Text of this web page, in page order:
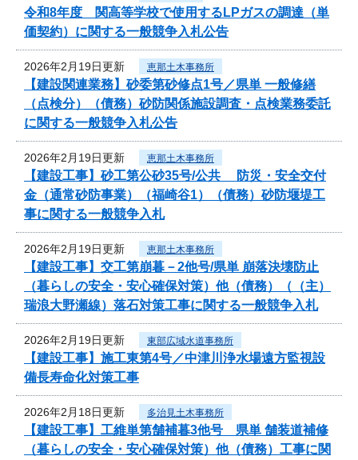
令和8年度 関高等学校で使用するLPガスの調達（単
価契約）に関する一般競争入札公告
2026年2月19日更新 恵那土木事務所
【建設関連業務】砂委第砂修点1号／県単 一般修繕
（点検分）（債務）砂防関係施設調査・点検業務委託
に関する一般競争入札公告
2026年2月19日更新 恵那土木事務所
【建設工事】砂工第公砂35号/公共 防災・安全交付
金（通常砂防事業）（福崎谷1）（債務）砂防堰堤工
事に関する一般競争入札
2026年2月19日更新 恵那土木事務所
【建設工事】交工第崩暮－2他号/県単 崩落決壊防止
（暮らしの安全・安心確保対策）他（債務）（（主）
瑞浪大野瀬線）落石対策工事に関する一般競争入札
2026年2月19日更新 東部広域水道事務所
【建設工事】施工東第4号／中津川浄水場遠方監視設
備長寿命化対策工事
2026年2月18日更新 多治見土木事務所
【建設工事】工維単第舗補暮3他号 県単 舗装道補修
（暮らしの安全・安心確保対策）他（債務）工事に関